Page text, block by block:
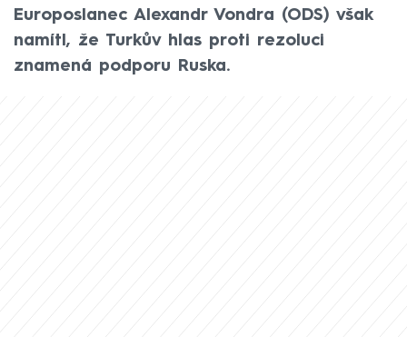
Europoslanec Alexandr Vondra (ODS) však
namítl, že Turkův hlas proti rezoluci
znamená podporu Ruska.